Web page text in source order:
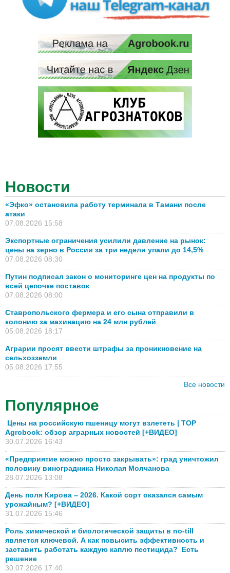
Новости
«Эфко» остановила работу терминала в Тамани после
атаки
07.08.2026 15:58
Экспортные ограничения усилили давление на рынок:
цены на зерно в России за три недели упали до 14,5%
07.08.2026 08:30
Путин подписал закон о мониторинге цен на продукты по
всей цепочке поставок
07.08.2026 08:00
Ставропольского фермера и его сына отправили в
колонию за махинацию на 24 млн рублей
05.08.2026 18:17
Аграрии просят ввести штрафы за проникновение на
сельхозземли
05.08.2026 17:55
Все новости
Популярное
Цены на российскую пшеницу могут взлететь | TOP
Agrobook: обзор аграрных новостей [+ВИДЕО]
30.07.2026 16:43
«Предприятие можно просто закрывать»: град уничтожил
половину виноградника Николая Молчанова
28.07.2026 13:08
День поля Кирова – 2026. Какой сорт оказался самым
урожайным? [+ВИДЕО]
31.07.2026 15:46
Роль химической и биологической защиты в no-till
является ключевой. А как повысить эффективность и
заставить работать каждую каплю пестицида? Есть
решение
30.07.2026 17:40